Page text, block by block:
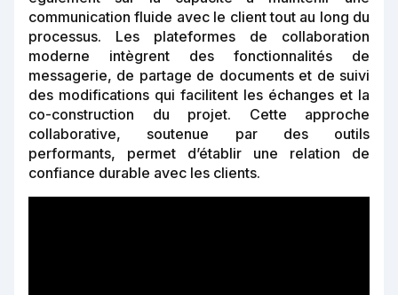
communication fluide avec le client tout au long du
processus. Les plateformes de collaboration
moderne intègrent des fonctionnalités de
messagerie, de partage de documents et de suivi
des modifications qui facilitent les échanges et la
co-construction du projet. Cette approche
collaborative, soutenue par des outils
performants, permet d’établir une relation de
confiance durable avec les clients.